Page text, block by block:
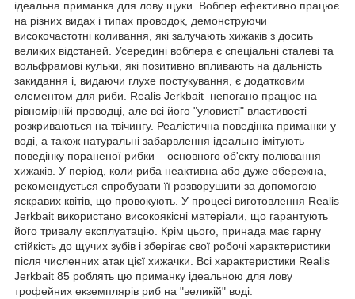
ідеальна приманка для лову щуки. Воблер ефективно працює
на різних видах і типах проводок, демонструючи
високочастотні коливання, які залучають хижаків з досить
великих відстаней. Усередині воблера є спеціальні сталеві та
вольфрамові кульки, які позитивно впливають на дальність
закидання і, видаючи глухе постукування, є додатковим
елементом для риби. Realis Jerkbait непогано працює на
рівномірній проводці, але всі його "уловисті" властивості
розкриваються на твічингу. Реалістична поведінка приманки у
воді, а також натуральні забарвлення ідеально імітують
поведінку пораненої рибки – основного об'єкту полювання
хижаків. У період, коли риба неактивна або дуже обережна,
рекомендується спробувати її розворушити за допомогою
яскравих квітів, що провокують. У процесі виготовлення Realis
Jerkbait використано високоякісні матеріали, що гарантують
його тривалу експлуатацію. Крім цього, принада має гарну
стійкість до щучих зубів і зберігає свої робочі характеристики
після численних атак цієї хижачки. Всі характеристики Realis
Jerkbait 85 роблять цю приманку ідеальною для лову
трофейних екземплярів риб на "великій" воді.